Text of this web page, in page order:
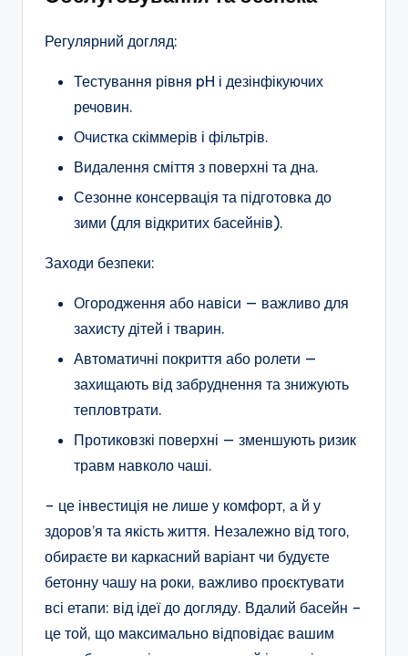
Регулярний догляд:
Тестування рівня pH і дезінфікуючих
речовин.
Очистка скіммерів і фільтрів.
Видалення сміття з поверхні та дна.
Сезонне консервація та підготовка до
зими (для відкритих басейнів).
Заходи безпеки:
Огородження або навіси — важливо для
захисту дітей і тварин.
Автоматичні покриття або ролети —
захищають від забруднення та знижують
тепловтрати.
Протиковзкі поверхні — зменшують ризик
травм навколо чаші.
– це інвестиція не лише у комфорт, а й у
здоров’я та якість життя. Незалежно від того,
обираєте ви каркасний варіант чи будуєте
бетонну чашу на роки, важливо проєктувати
всі етапи: від ідеї до догляду. Вдалий басейн –
це той, що максимально відповідає вашим